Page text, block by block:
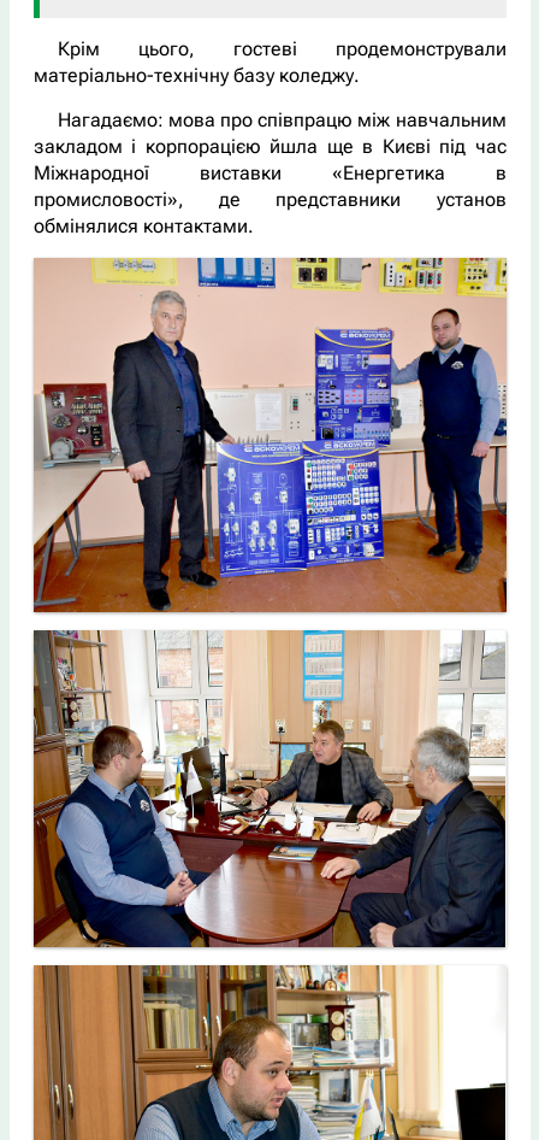
Крім цього, гостеві продемонстрували
матеріально-технічну базу коледжу.
Нагадаємо: мова про співпрацю між навчальним
закладом і корпорацією йшла ще в Києві під час
Міжнародної виставки «Енергетика в
промисловості», де представники установ
обмінялися контактами.